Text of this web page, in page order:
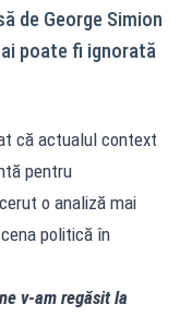
de George Simion
poate fi ignorată
că actualul context
pentru
o analiză mai
politică în
v-am regăsit la